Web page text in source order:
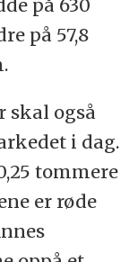
på 630
på 57,8
skal også
i dag.
tommere
er røde